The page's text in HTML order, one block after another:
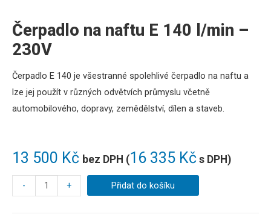
Čerpadlo na naftu E 140 l/min –
230V
13 500 Kč bez DPH (16 335 Kč s DPH)
Čerpadlo E 140 je všestranné spolehlivé čerpadlo na naftu a
lze jej použít v různých odvětvích průmyslu včetně
automobilového, dopravy, zemědělství, dílen a staveb.
- + Přidat do košíku